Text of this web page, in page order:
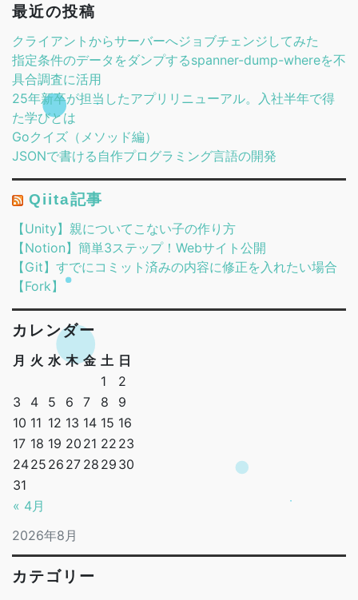
最近の投稿
クライアントからサーバーへジョブチェンジしてみた
指定条件のデータをダンプするspanner-dump-whereを不
具合調査に活用
25年新卒が担当したアプリリニューアル。入社半年で得
た学びとは
Goクイズ（メソッド編）
JSONで書ける自作プログラミング言語の開発
Qiita記事
【Unity】親についてこない子の作り方
【Notion】簡単3ステップ！Webサイト公開
【Git】すでにコミット済みの内容に修正を入れたい場合
【Fork】
カレンダー
2026年8月
月 火 水 木 金 土 日
« 4月
1
2
3
4 5 6 7 8
9
10 11 12 13 14 15 16
17 18 19 20 21 22 23
2425 26 27 28 29 30
31
カテゴリー